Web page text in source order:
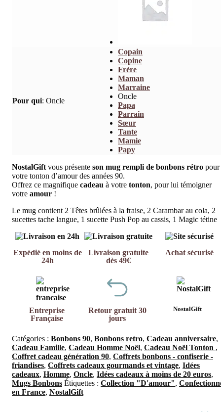
NostalGift vous présente son mug rempli de bonbons rétro pour
votre tonton d’amour des années 90.
Offrez ce magnifique cadeau à votre tonton, pour lui témoigner
votre amour !
Le mug contient 2 Têtes brûlées à la fraise, 2 Carambar au cola, 2
sucettes tache langue, 1 sucette Push Pop au cassis, 1 Magic tétine
Pour qui: Oncle
Copain
Copine
Frère
Maman
Marraine
Oncle
Papa
Parrain
Sœur
Tante
Mamie
Papy
Expédié en moins de
24h
Livraison gratuite
dès 49€
Achat sécurisé
Entreprise
Française
Retour gratuit 30
jours
NostalGift
Catégories : Bonbons 90, Bonbons retro, Cadeau anniversaire,
Cadeau Famille, Cadeau Homme Noël, Cadeau Noël Tonton ,
Coffret cadeau génération 90, Coffrets bonbons - confiserie -
friandises, Coffrets cadeaux gourmands et vintage, Idées
cadeaux, Homme, Oncle, Idées cadeaux à moins de 20 euros,
Mugs Bonbons Étiquettes : Collection "D'amour",
en France, NostalGift